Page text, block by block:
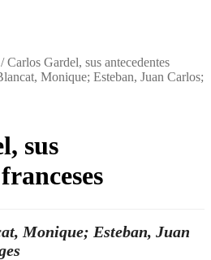
/Carlos Gardel, sus antecedentes
Monique; Esteban, Juan Carlos;
sus
Monique; Esteban, Juan